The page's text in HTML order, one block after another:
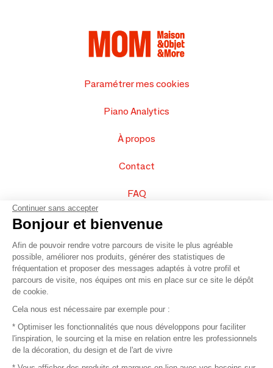
Paramétrer mes cookies
Piano Analytics
À propos
Contact
FAQ
Vendez vos produits
Plan du site
© 2016 –Organisation SAFI
Recrutement
Continuer sans accepter
Bonjour et bienvenue
Afin de pouvoir rendre votre parcours de visite le plus agréable
possible, améliorer nos produits, générer des statistiques de
fréquentation et proposer des messages adaptés à votre profil et
parcours de visite, nos équipes ont mis en place sur ce site le dépôt
de cookie.
Cela nous est nécessaire par exemple pour :
* Optimiser les fonctionnalités que nous développons pour faciliter
l'inspiration, le sourcing et la mise en relation entre les professionnels
de la décoration, du design et de l'art de vivre